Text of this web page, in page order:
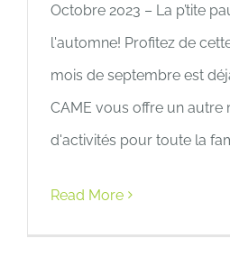
Octobre 2023 – La p’tite
l'automne! Profitez de
mois de septembre est
CAME vous offre un autre
d'activités pour toute la
Read More